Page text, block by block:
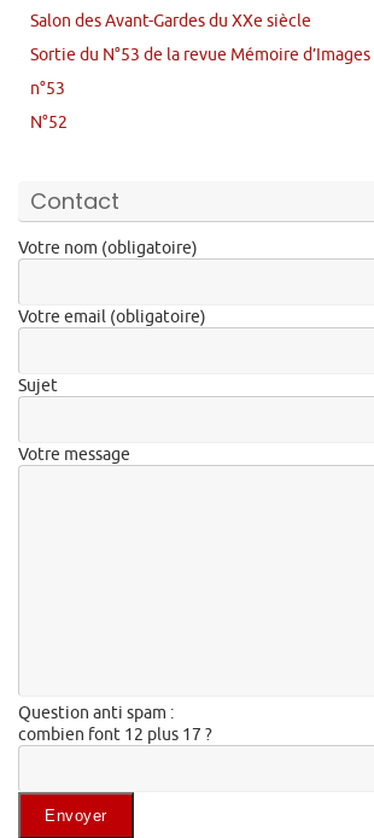
Salon des Avant-Gardes du XXe siècle
Sortie du N°53 de la revue Mémoire d’Images
n°53
N°52
Contact
Votre nom (obligatoire)
Votre email (obligatoire)
Sujet
Votre message
Question anti spam :
combien font 12 plus 17 ?